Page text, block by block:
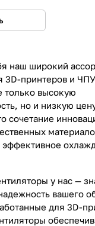
наш широкий
3D-принтеров и
только высокую
но и низкую
сочетание
у нас —
вашего
для 3D-